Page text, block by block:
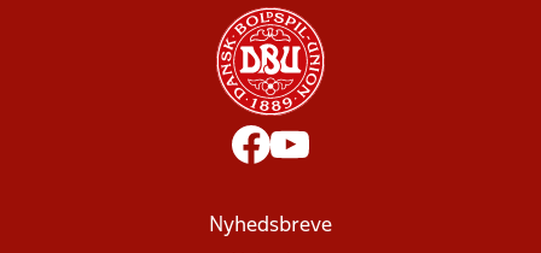
Nyhedsbreve